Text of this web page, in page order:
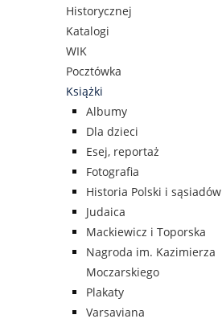
Historycznej
Katalogi
WIK
Pocztówka
Książki
Albumy
Dla dzieci
Esej, reportaż
Fotografia
Historia Polski i sąsiadów
Judaica
Mackiewicz i Toporska
Nagroda im. Kazimierza
Moczarskiego
Plakaty
Varsaviana